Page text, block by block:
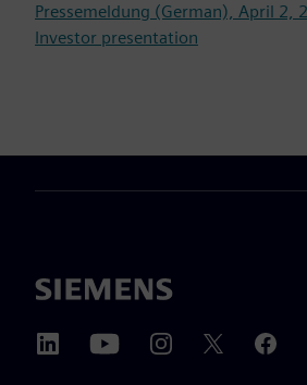
Pressemeldung (German), April 2,
Investor presentation